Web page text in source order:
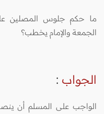
ما حكم جلوس المصلين
الجمعة والإمام يخطب؟
الجواب :
الواجب على المسلم أن